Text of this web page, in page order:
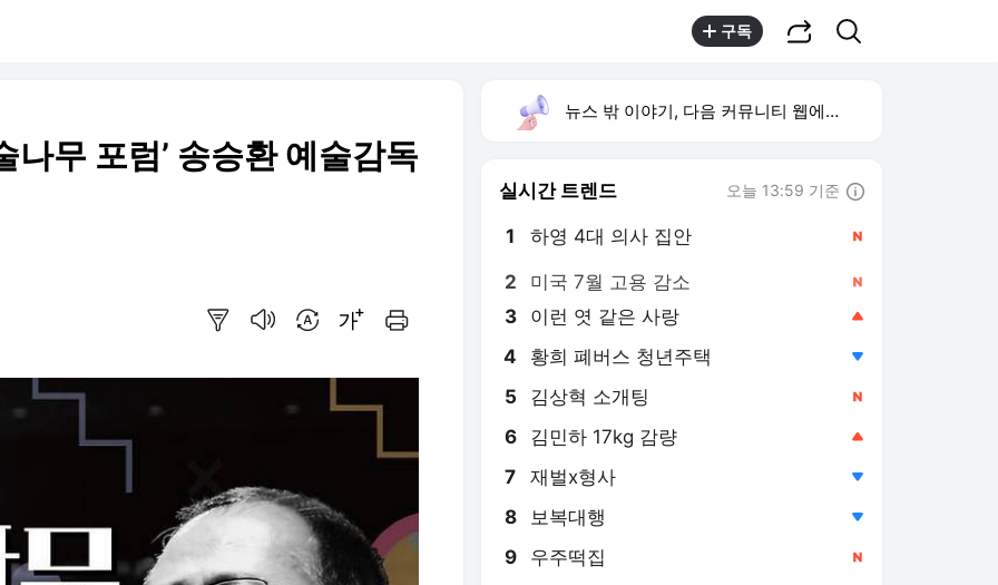
구독
나무 포럼’ 송승환 예술감독
뉴스 밖 이야기, 다음 커뮤니티 웹에서 보기
실시간 트렌드 오늘 13:59 기준
1 하영 4대 의사 집안
2 미국 7월 고용 감소
3 이런 엿 같은 사랑
4 황희 폐버스 청년주택
5 김상혁 소개팅
6 김민하 17kg 감량
7 재벌x형사
8 보복대행
9 우주떡집